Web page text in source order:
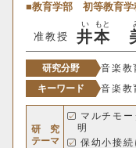
教育学部 初等教育学
准教授 井
い
本
もと
研究分野
音楽教
キーワード
音楽教
研 究
テーマ
マルチモ
明
保幼小接
情報理工学部
情報理工学
生命科学部